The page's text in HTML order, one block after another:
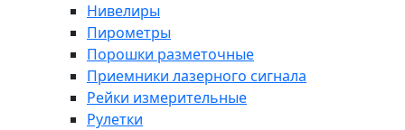
Нивелиры
Пирометры
Порошки разметочные
Приемники лазерного сигнала
Рейки измерительные
Рулетки